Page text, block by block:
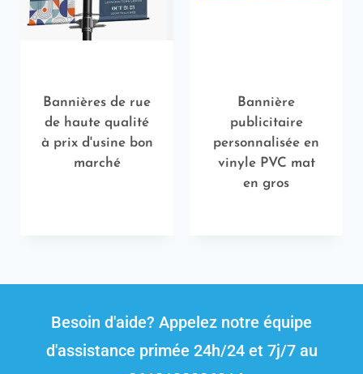
Bannières de rue
de haute qualité
à prix d'usine bon
marché
Bannière
publicitaire
personnalisée en
vinyle PVC mat
en gros
Besoin d'aide? Appelez notre équipe
d'assistance primée 24h/24 et 7j/7 au